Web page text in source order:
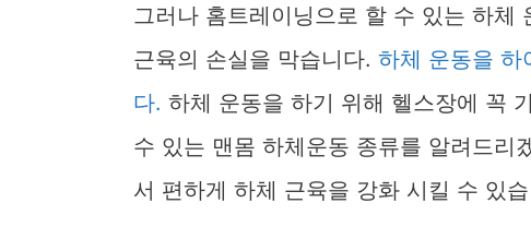
그러나 홈트레이닝으로 할 수 있는 하체
근육의 손실을 막습니다. 하체 운동을 하
다. 하체 운동을 하기 위해 헬스장에 꼭
수 있는 맨몸 하체운동 종류를 알려드리
서 편하게 하체 근육을 강화 시킬 수 있